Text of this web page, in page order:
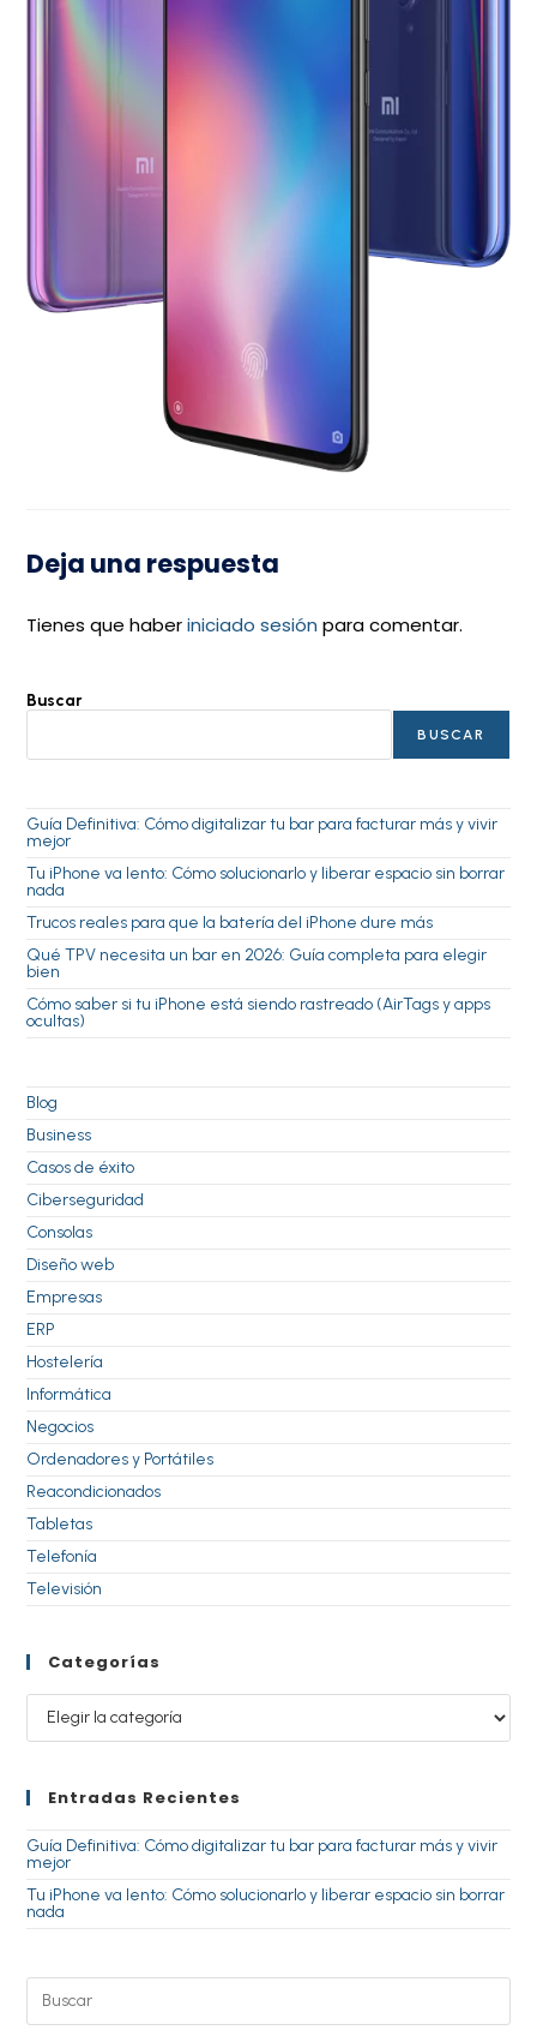
Deja una respuesta
Tienes que haberiniciado sesión para comentar.
Buscar
BUSCAR
Guía Definitiva: Cómo digitalizar tu bar para facturar más y vivir
mejor
Tu iPhone va lento: Cómo solucionarlo y liberar espacio sin borrar
nada
Trucos reales para que la batería del iPhone dure más
Qué TPV necesita un bar en 2026: Guía completa para elegir
bien
Cómo saber si tu iPhone está siendo rastreado (AirTags y apps
ocultas)
Blog
Business
Casos de éxito
Ciberseguridad
Consolas
Diseño web
Empresas
ERP
Hostelería
Informática
Negocios
Ordenadores y Portátiles
Reacondicionados
Tabletas
Telefonía
Televisión
Categorías
Entradas Recientes
Guía Definitiva: Cómo digitalizar tu bar para facturar más y vivir
mejor
Tu iPhone va lento: Cómo solucionarlo y liberar espacio sin borrar
nada